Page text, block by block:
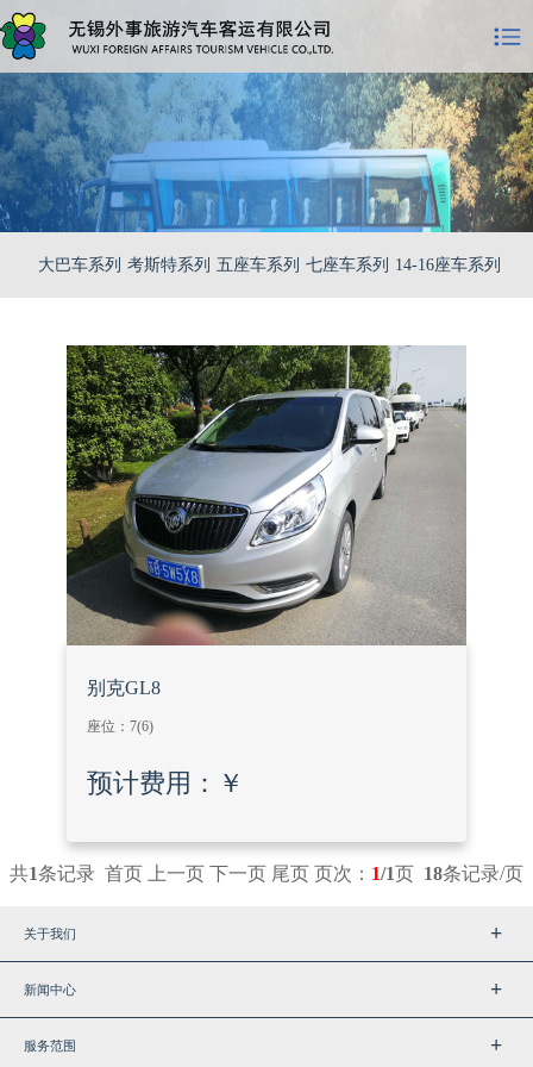
大巴车系列 考斯特系列 五座车系列 七座车系列 14-16座车系列
别克GL8
座位： 7(6)
预计费用： ￥
共1条记录 首页 上一页 下一页 尾页 页次： 1/1页 18条记录/页
关于我们
新闻中心
服务范围